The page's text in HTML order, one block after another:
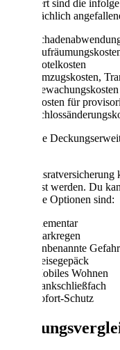
Versichert sind die
und tatsächlich
Hotelkosten
Umzugskosten,
Bewachungskosten
Kosten für
Mögliche
Die
angepasst werden. Du
Mögliche Optionen sind:
Elementar
Starkregen
Unbenannte
Reisegepäck
Mobiles Wohnen
Bankschließfach
Sofort-Schutz